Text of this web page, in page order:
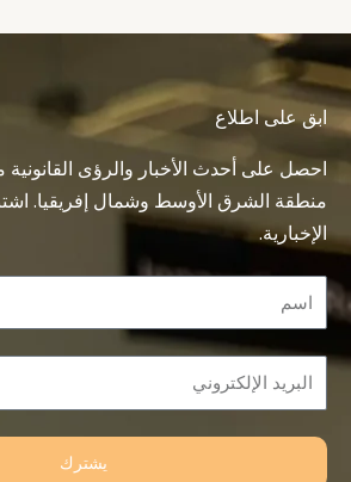
ابق على اطلاع
احصل على أحدث الأخبار والرؤى
منطقة الشرق الأوسط وشمال إفريقيا.
الإخبارية.
Name
Email
يشترك